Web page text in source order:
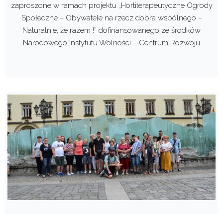
zaproszone w ramach projektu „Hortiterapeutyczne Ogrody
Społeczne – Obywatele na rzecz dobra wspólnego –
Naturalnie, że razem !” dofinansowanego ze środków
Narodowego Instytutu Wolności – Centrum Rozwoju